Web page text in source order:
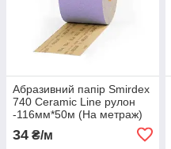
Абразивний папір Smirdex
740 Ceramic Line рулон
-116мм*50м (На метраж)
34 ₴/м